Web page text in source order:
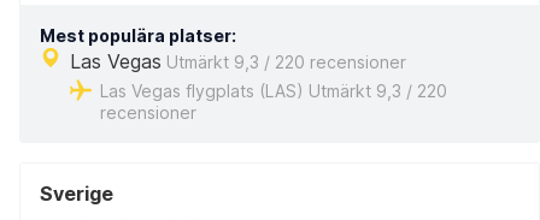
Mest populära platser:
Las Vegas Utmärkt 9,3 / 220 recensioner
Las Vegas flygplats (LAS) Utmärkt 9,3 / 220
recensioner
Sverige